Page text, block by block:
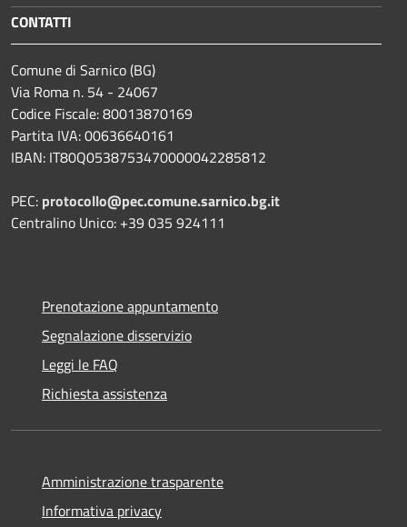
CONTATTI
Comune di Sarnico (BG)
Via Roma n. 54 - 24067
Codice Fiscale: 80013870169
Partita IVA: 00636640161
IBAN: IT80Q0538753470000042285812
PEC: protocollo@pec.comune.sarnico.bg.it
Centralino Unico: +39 035 924111
Prenotazione appuntamento
Segnalazione disservizio
Leggi le FAQ
Richiesta assistenza
Amministrazione trasparente
Informativa privacy